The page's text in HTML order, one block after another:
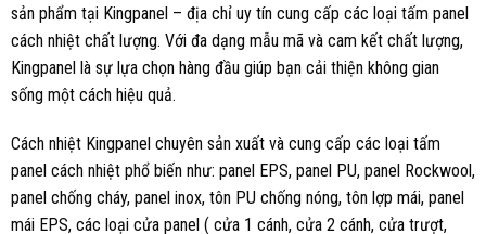
sản phẩm tại Kingpanel – địa chỉ uy tín cung cấp các loại tấm panel
cách nhiệt chất lượng. Với đa dạng mẫu mã và cam kết chất lượng,
Kingpanel là sự lựa chọn hàng đầu giúp bạn cải thiện không gian
sống một cách hiệu quả.
Cách nhiệt Kingpanel chuyên sản xuất và cung cấp các loại tấm
panel cách nhiệt phổ biến như: panel EPS, panel PU, panel Rockwool,
panel chống cháy, panel inox, tôn PU chống nóng, tôn lợp mái, panel
mái EPS, các loại cửa panel ( cửa 1 cánh, cửa 2 cánh, cửa trượt,